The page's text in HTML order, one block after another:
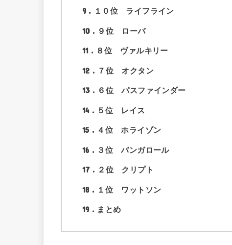
9 １０位 ライフライン
10 ９位 ローバ
11 ８位 ヴァルキリー
12 ７位 オクタン
13 ６位 パスファインダー
14 ５位 レイス
15 ４位 ホライゾン
16 ３位 バンガロール
17 ２位 クリプト
18 １位 ワットソン
19 まとめ